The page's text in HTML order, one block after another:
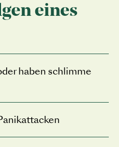
eines
haben schlimme